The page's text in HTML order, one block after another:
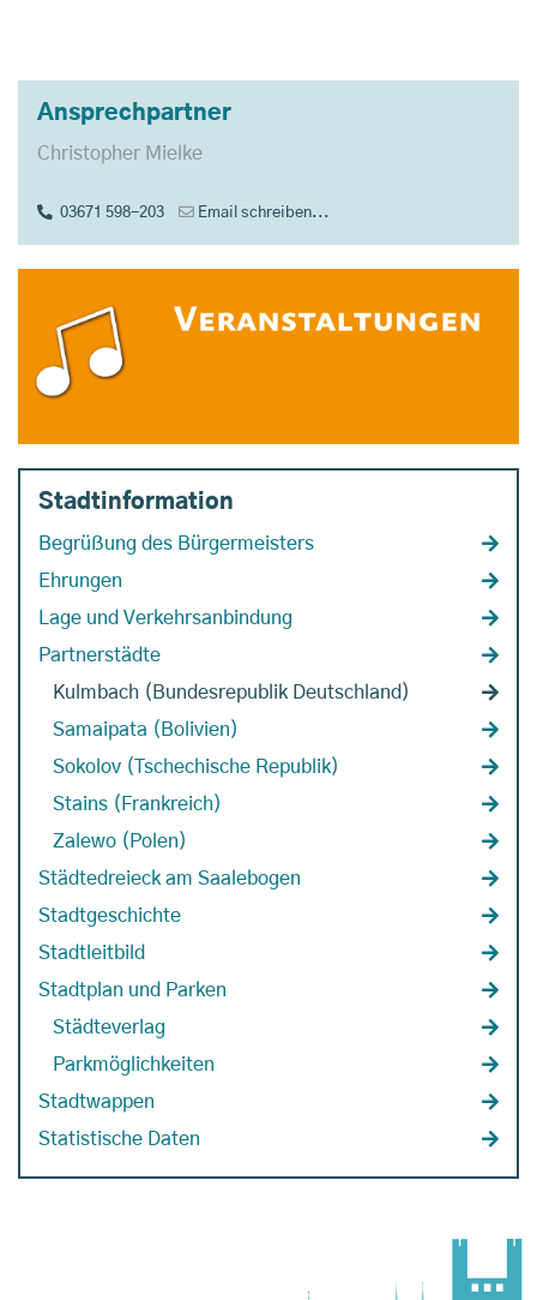
Ansprechpartner
Christopher Mielke
03671 598-203 Email schreiben...
Stadtinformation
Begrüßung des Bürgermeisters
Ehrungen
Lage und Verkehrsanbindung
Partnerstädte
Kulmbach (Bundesrepublik Deutschland)
Samaipata (Bolivien)
Sokolov (Tschechische Republik)
Stains (Frankreich)
Zalewo (Polen)
Städtedreieck am Saalebogen
Stadtgeschichte
Stadtleitbild
Stadtplan und Parken
Städteverlag
Parkmöglichkeiten
Stadtwappen
Statistische Daten